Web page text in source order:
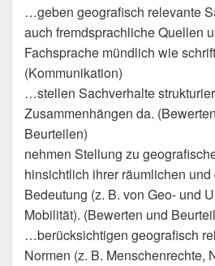
…geben geografisch relevante
auch fremdsprachliche Quellen
Fachsprache mündlich wie
(Kommunikation)
…stellen Sachverhalte
Zusammenhängen da.
Beurteilen)
nehmen Stellung zu
hinsichtlich ihrer räumlichen
Bedeutung (z. B. von Geo- und
Mobilität). (Bewerten und
…berücksichtigen geografisch
Normen (z. B. Menschenrechte,